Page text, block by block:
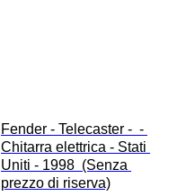
Fender - Telecaster -  -
Chitarra elettrica - Stati
Uniti - 1998  (Senza
prezzo di riserva)